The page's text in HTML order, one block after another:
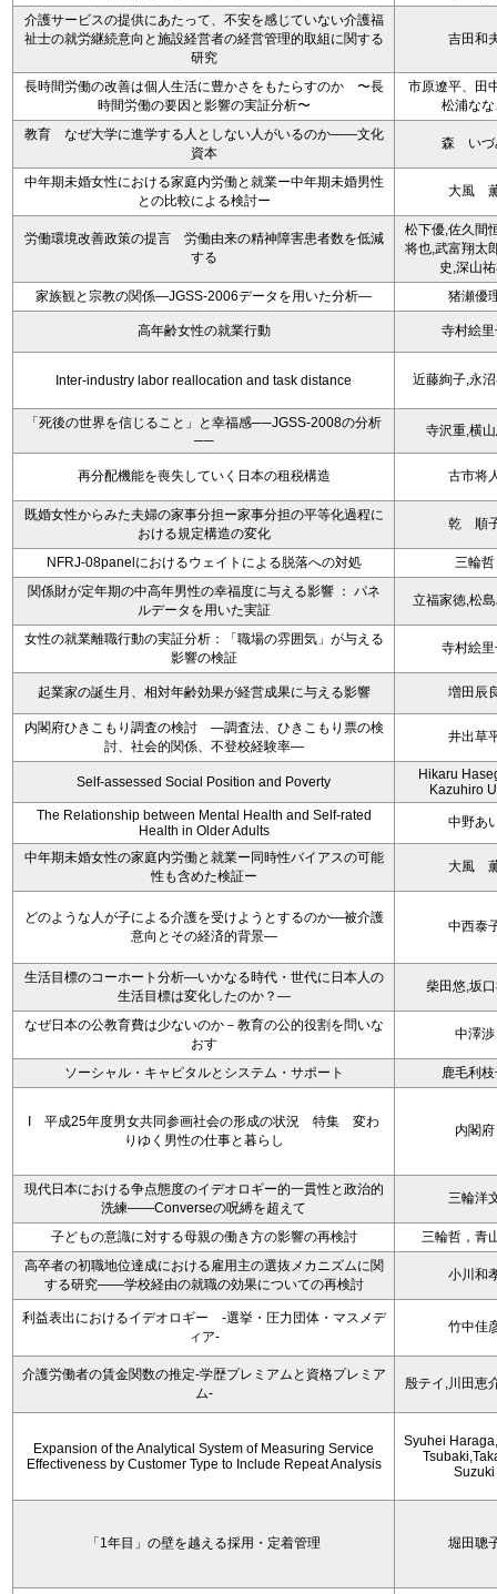
介護サービスの提供にあたって、不安を感じていない介護福
祉士の就労継続意向と施設経営者の経営管理的取組に関する
研究
吉田和
長時間労働の改善は個人生活に豊かさをもたらすのか 〜長
時間労働の要因と影響の実証分析〜
市原遼平、田
松浦なな
教育 なぜ大学に進学する人としない人がいるのか――文化
資本
森 いづ
中年期未婚女性における家庭内労働と就業ー中年期未婚男性
との比較による検討ー
大風
労働環境改善政策の提言 労働由来の精神障害患者数を低減
する
松下優,佐久間
将也,武富翔太
史,深山
家族観と宗教の関係―JGSS‐2006データを用いた分析―
猪瀬優
高年齢女性の就業行動 寺村絵里
Inter-industry labor reallocation and task distance 近藤絢子,永
「死後の世界を信じること」と幸福感──JGSS-2008の分析
──
寺沢重,横
再分配機能を喪失していく日本の租税構造 古市将
既婚女性からみた夫婦の家事分担ー家事分担の平等化過程に
おける規定構造の変化
乾 順
NFRJ-08panelにおけるウェイトによる脱落への対処
三輪哲
関係財が定年期の中高年男性の幸福度に与える影響 ： パネ
ルデータを用いた実証
立福家徳,松
女性の就業離職行動の実証分析：「職場の雰囲気」が与える
影響の検証
寺村絵里
起業家の誕生月、相対年齢効果が経営成果に与える影響 増田辰
内閣府ひきこもり調査の検討 ―調査法、ひきこもり票の検
討、社会的関係、不登校経験率―
井出草
Self-assessed Social Position and Poverty
Hikaru
Kazuhiro
The Relationship between Mental Health and Self-rated
Health in Older Adults
中野あ
中年期未婚女性の家庭内労働と就業ー同時性バイアスの可能
性も含めた検証ー
大風
どのような人が子による介護を受けようとするのか―被介護
意向とその経済的背景―
中西泰
生活目標のコーホート分析―いかなる時代・世代に日本人の
生活目標は変化したのか？―
柴田悠,坂
なぜ日本の公教育費は少ないのか－教育の公的役割を問いな
おす
中澤渉
ソーシャル・キャピタルとシステム・サポート 鹿毛利枝
I 平成25年度男女共同参画社会の形成の状況 特集 変わ
りゆく男性の仕事と暮らし
内閣府
現代日本における争点態度のイデオロギー的一貫性と政治的
洗練――Converseの呪縛を超えて
三輪洋
子どもの意識に対する母親の働き方の影響の再検討
三輪哲，青
高卒者の初職地位達成における雇用主の選抜メカニズムに関
する研究――学校経由の就職の効果についての再検討
小川和
利益表出におけるイデオロギー -選挙・圧力団体・マスメデ
ィア-
竹中佳
介護労働者の賃金関数の推定-学歴プレミアムと資格プレミア
ム-
殷テイ,川田恵
Expansion of the Analytical System of Measuring Service
Effectiveness by Customer Type to Include Repeat Analysis
Syuhei
Suzuki
「1年目」の壁を越える採用・定着管理 堀田聰